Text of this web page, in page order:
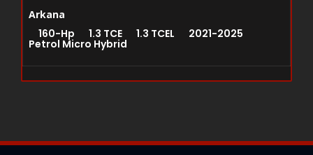
Arkana
160-Hp 1.3 TCE 1.3 TCEL 2021-2025
Petrol Micro Hybrid